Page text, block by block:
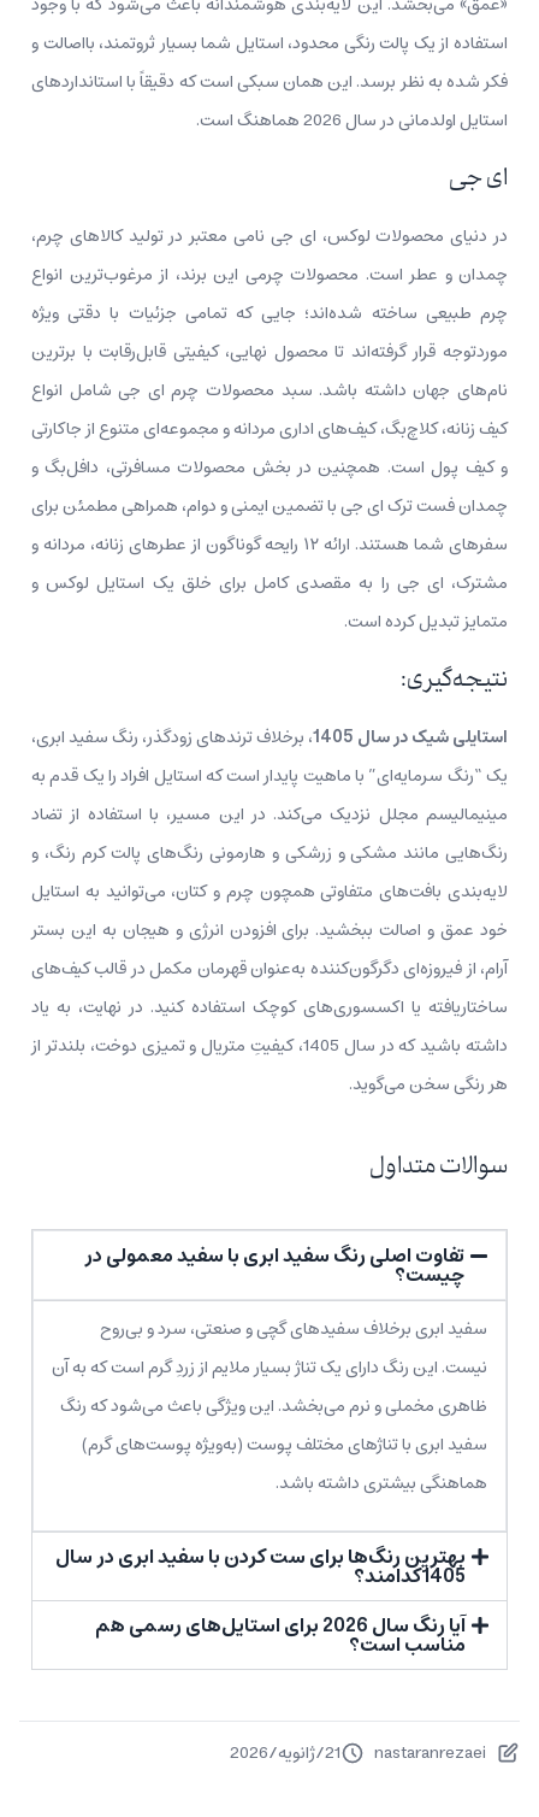
استفاده از یک پالت رنگی محدود، استایل شما بسیار ثروتمند، بااصالت و
فکر شده به نظر برسد. این همان سبکی است که دقیقاً با استانداردهای
استایل اولدمانی در سال 2026 هماهنگ است.
ای جی
در دنیای محصولات لوکس، ای جی نامی معتبر در تولید کالاهای چرم،
چمدان و عطر است. محصولات چرمی این برند، از مرغوب‌ترین انواع
چرم طبیعی ساخته شده‌اند؛ جایی که تمامی جزئیات با دقتی ویژه
موردتوجه قرار گرفته‌اند تا محصول نهایی، کیفیتی قابل‌رقابت با برترین
نام‌های جهان داشته باشد. سبد محصولات چرم ای جی شامل انواع
کیف زنانه، کلاچ‌بگ، کیف‌های اداری مردانه و مجموعه‌ای متنوع از جاکارتی
و کیف پول است. همچنین در بخش محصولات مسافرتی، دافل‌بگ و
چمدان‌ فست‌ ترک ای جی با تضمین ایمنی و دوام، همراهی مطمئن برای
سفرهای شما هستند. ارائه ۱۲ رایحه گوناگون از عطرهای زنانه، مردانه و
مشترک، ای جی را به مقصدی کامل برای خلق یک استایل لوکس و
متمایز تبدیل کرده است.
نتیجه‌گیری:
استایلی شیک در سال 1405
، برخلاف ترندهای زودگذر، رنگ سفید ابری،
یک “رنگ سرمایه‌ای” با ماهیت پایدار است که استایل افراد را یک قدم به
مینیمالیسم مجلل نزدیک می‌کند. در این مسیر، با استفاده از تضاد
رنگ‌‌هایی مانند مشکی و زرشکی و هارمونی رنگ‌های پالت کرم رنگ، و
لایه‌بندی بافت‌های متفاوتی همچون چرم و کتان، می‌توانید به استایل
خود عمق و اصالت ببخشید. برای افزودن انرژی و هیجان به این بستر
آرام، از فیروزه‌ای دگرگون‌کننده به‌عنوان قهرمان مکمل در قالب کیف‌های
ساختاریافته یا اکسسوری‌های کوچک استفاده کنید. در نهایت، به یاد
داشته باشید که در سال 1405، کیفیتِ متریال و تمیزی دوخت، بلندتر از
هر رنگی سخن می‌گوید.
سوالات متداول
تفاوت اصلی رنگ سفید ابری با سفید معمولی در
چیست؟
سفید ابری برخلاف سفیدهای گچی و صنعتی، سرد و بی‌روح
نیست. این رنگ دارای یک تناژ بسیار ملایم از زردِ گرم است که به آن
ظاهری مخملی و نرم می‌بخشد. این ویژگی باعث می‌شود که رنگ
سفید ابری با تناژهای مختلف پوست (به‌ویژه پوست‌های گرم)
هماهنگی بیشتری داشته باشد.
بهترین رنگ‌ها برای ست کردن با سفید ابری در سال
1405کدامند؟
آیا رنگ سال 2026 برای استایل‌های رسمی هم
مناسب است؟
nastaranrezaei
21
/ژانویه/
2026